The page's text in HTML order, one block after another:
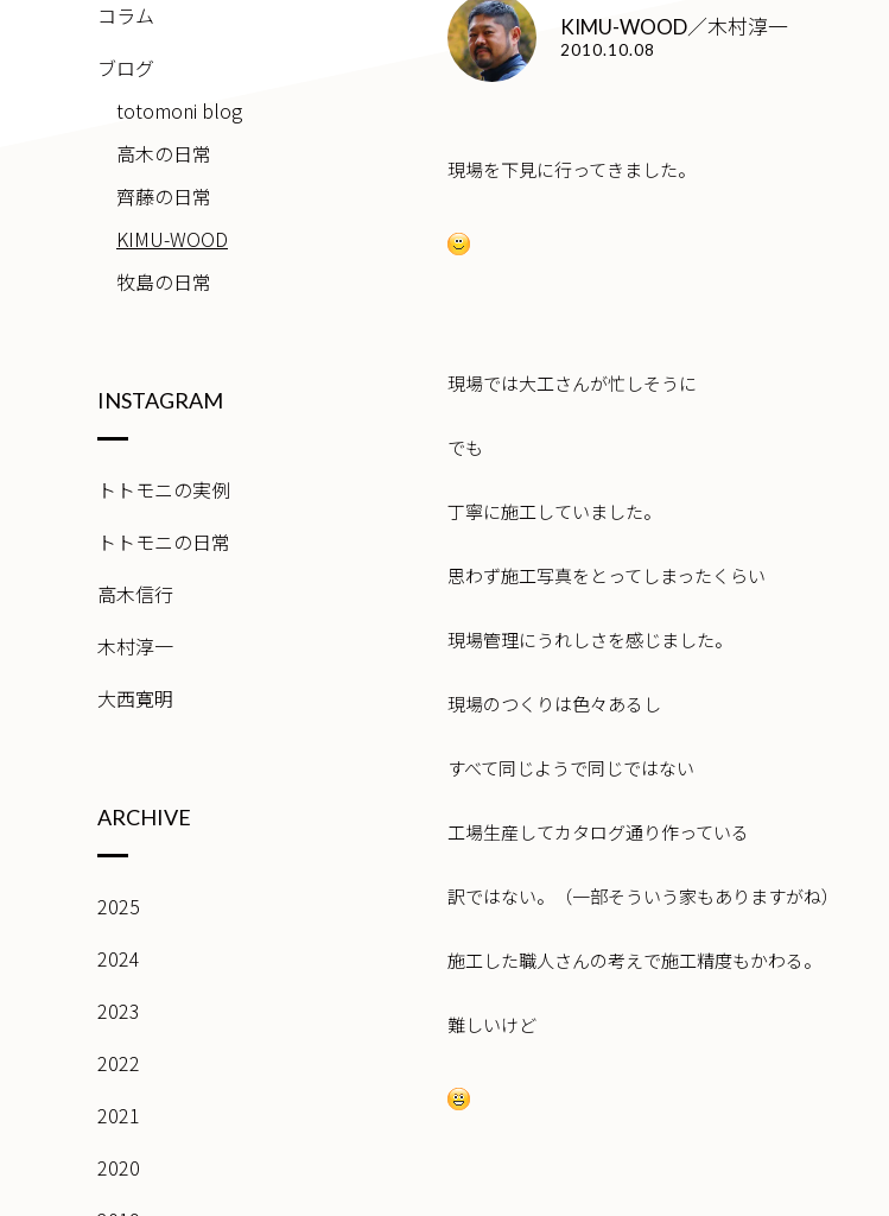
KIMU-WOOD／木村淳一
2010.10.08
現場を下見に行ってきました。
現場では大工さんが忙しそうに
でも
丁寧に施工していました。
思わず施工写真をとってしまったくらい
現場管理にうれしさを感じました。
現場のつくりは色々あるし
すべて同じようで同じではない
工場生産してカタログ通り作っている
訳ではない。（一部そういう家もありますがね）
施工した職人さんの考えで施工精度もかわる。
難しいけど
コラム
ブログ
totomoni blog
高木の日常
齊藤の日常
KIMU-WOOD
牧島の日常
INSTAGRAM
トトモニの実例
トトモニの日常
高木信行
木村淳一
大西寛明
ARCHIVE
2025
2024
2023
2022
2021
2020